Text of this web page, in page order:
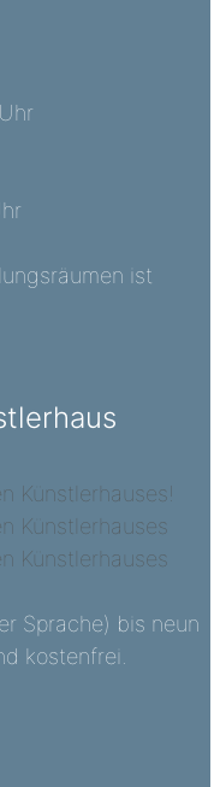
ist
Sprache) bis neun
kostenfrei.